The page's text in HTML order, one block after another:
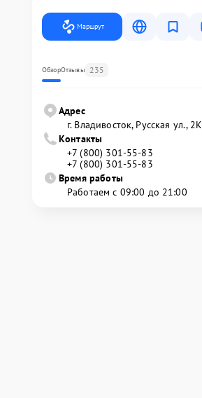
Маршрут
ОбзорОтзывы 235
Адрес
г. Владивосток, Русская ул., 2К
Контакты
+7 (800) 301-55-83
+7 (800) 301-55-83
Время работы
Работаем с 09:00 до 21:00